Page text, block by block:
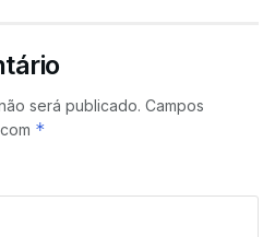
será publicado. Campos
*